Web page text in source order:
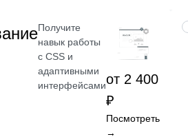
Получите
навык работы
с CSS и
адаптивными
интерфейсамиот 2 400
₽
Посмотреть
→